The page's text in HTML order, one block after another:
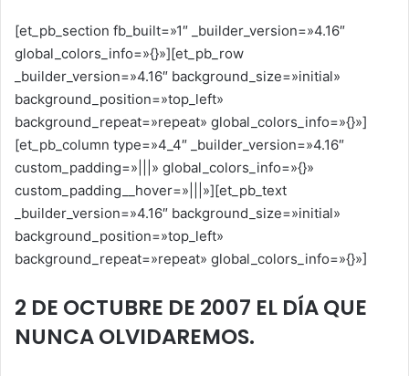
at
s
A
p
p
c
e
b
o
o
k
itt
er
k
e
dI
n
ai
l
m
p
tir
[et_pb_section fb_built=»1″ _builder_version=»4.16″
global_colors_info=»{}»][et_pb_row
_builder_version=»4.16″ background_size=»initial»
background_position=»top_left»
background_repeat=»repeat» global_colors_info=»{}»]
[et_pb_column type=»4_4″ _builder_version=»4.16″
custom_padding=»|||» global_colors_info=»{}»
custom_padding__hover=»|||»][et_pb_text
_builder_version=»4.16″ background_size=»initial»
background_position=»top_left»
background_repeat=»repeat» global_colors_info=»{}»]
2 DE OCTUBRE DE 2007 EL DÍA QUE
NUNCA OLVIDAREMOS.